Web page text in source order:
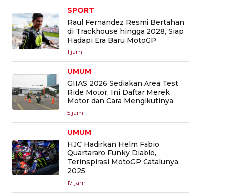
SPORT
Raul Fernandez Resmi Bertahan
di Trackhouse hingga 2028, Siap
Hadapi Era Baru MotoGP
1 jam
UMUM
GIIAS 2026 Sediakan Area Test
Ride Motor, Ini Daftar Merek
Motor dan Cara Mengikutinya
5 jam
UMUM
HJC Hadirkan Helm Fabio
Quartararo Funky Diablo,
Terinspirasi MotoGP Catalunya
2025
17 jam